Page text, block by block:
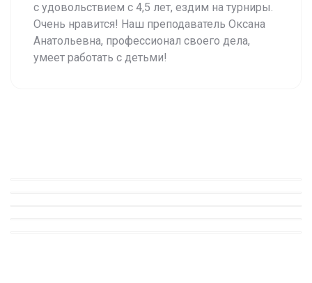
с удовольствием с 4,5 лет, ездим на турниры.
Очень нравится! Наш преподаватель Оксана
Анатольевна, профессионал своего дела,
умеет работать с детьми!